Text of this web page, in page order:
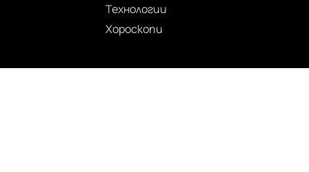
Технологии
Хороскопи